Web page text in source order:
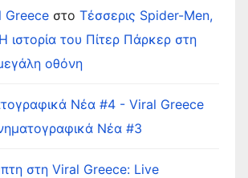
Greece στο Τέσσερις Spider-Men,
ιστορία του Πίτερ Πάρκερ στη
οθόνη
Νέα #4 - Viral Greece
Νέα #3
στη Viral Greece: Live